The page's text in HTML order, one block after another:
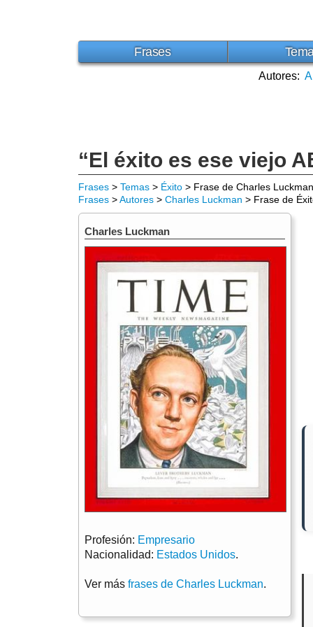
Frases
Autores: A
“El éxito es ese viejo
Frases > Temas > Éxito > Frase de Charles Luckman
Frases >Autores > Charles Luckman > Frase de
Charles Luckman
Profesión: Empresario
Nacionalidad: Estados Unidos.
Ver más frases de Charles Luckman.